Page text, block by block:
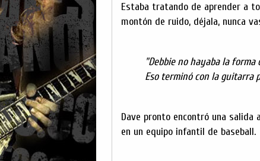
Estaba tratando de aprender a
montón de ruido, déjala, nunca
"Debbie no hayaba la
Eso terminó con la guitarra
Dave pronto encontró una salida
en un equipo infantil de baseball.